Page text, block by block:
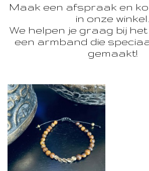
Maak een afspraak en
in onze winkel.
We helpen je graag bij
een armband die
gemaakt!